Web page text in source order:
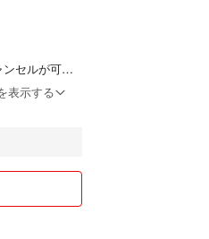
セルが可能
スタッフが
表示する